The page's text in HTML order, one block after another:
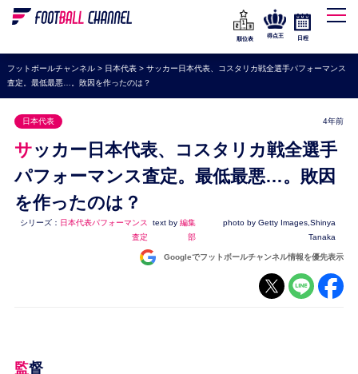
WEリーグ
海外サッカー
プレミアリーグ
セリエA
ブンデスリーガ
UEFA
ナショナルチーム
順位表
得点王 日程
フットボールチャンネル> 日本代表> サッカー日本代表、コスタリカ戦全選手パフォーマンス
査定。最低最悪…。敗因を作ったのは？
日本代表 4年前
サッカー日本代表、コスタリカ戦全選手
パフォーマンス査定。最低最悪…。敗因
を作ったのは？
シリーズ： 日本代表パフォーマンス
査定
text by 編集
部
photo by Getty Images,Shinya
Tanaka
Googleでフットボールチャンネル情報を優先表示
監督